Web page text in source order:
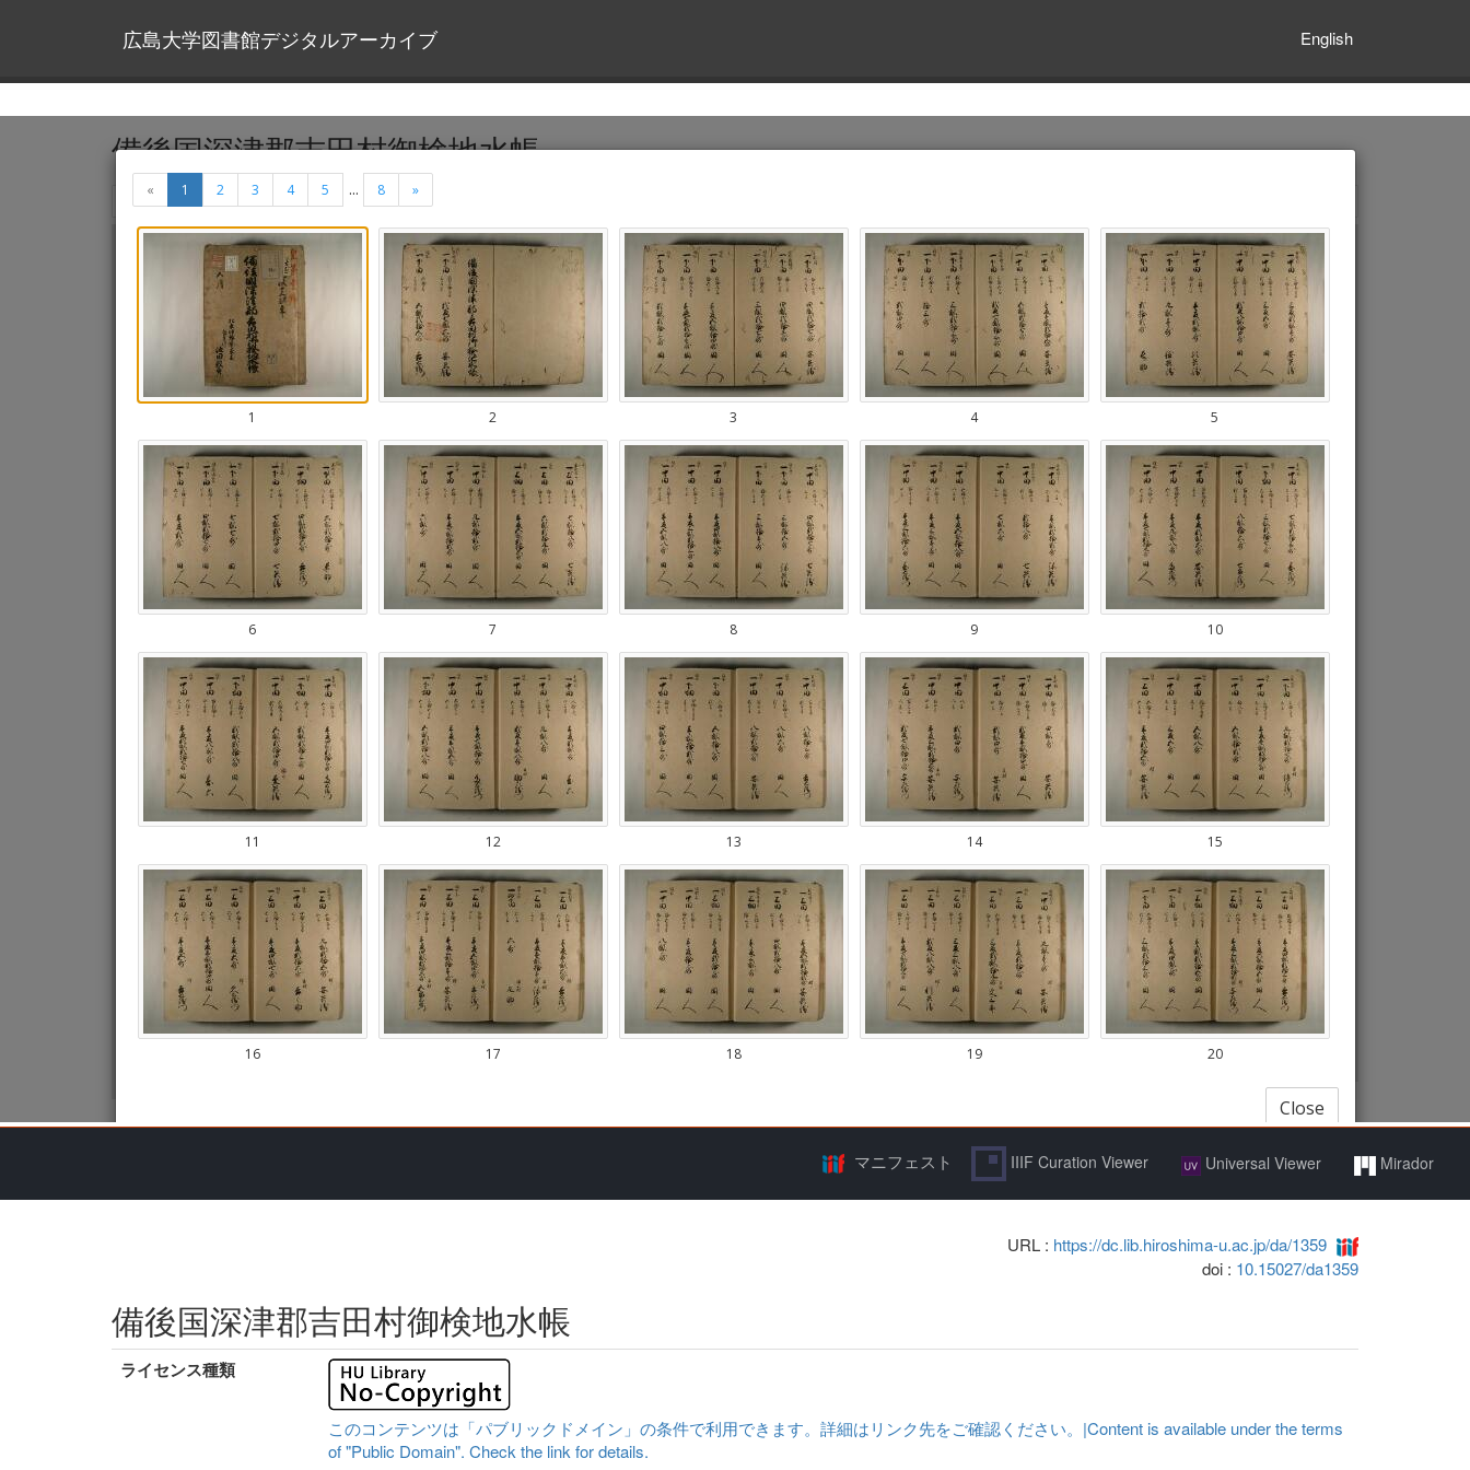
広島大学図書館デジタルアーカイブ English
マニフェスト IIIF Curation Viewer Universal Viewer Mirador
URL : https://dc.lib.hiroshima-u.ac.jp/da/1359
doi : 10.15027/da1359
備後国深津郡吉田村御検地水帳
ライセンス種類
このコンテンツは「パブリックドメイン」の条件で利用できます。詳細はリンク先をご確認ください。|Content is available under the terms
of "Public Domain". Check the link for details.